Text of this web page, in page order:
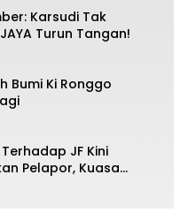
Karsudi Tak
Turun Tangan!
Bumi Ki Ronggo
JF Kini
Pelapor, Kuasa